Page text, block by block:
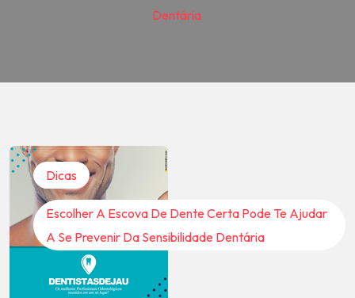
Dentária
Dicas
Escolher A Escova De Dente Certa Pode Te Ajudar
A Se Prevenir Da Sensibilidade Dentária